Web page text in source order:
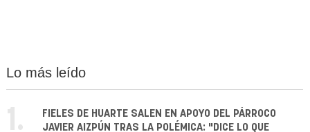
Lo más leído
1.
FIELES DE HUARTE SALEN EN APOYO DEL PÁRROCO
JAVIER AIZPÚN TRAS LA POLÉMICA: "DICE LO QUE